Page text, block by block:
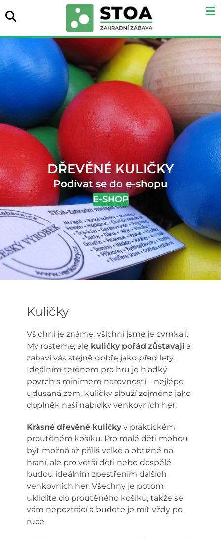
ZAHRADNÍ
A
VENKOVNÍ
HRY
STOA-
Zahradní
minigolf
s.r.o.
DŘEVĚNÉ KULIČKY
Podívat se do e-shopu
E-SHOP
Kuličky
Všichni je známe, všichni jsme je cvrnkali.
My rosteme, ale kuličky pořád zůstavají a
zabaví vás stejně dobře jako před lety.
Ideálním terénem pro hru je hladký
povrch s minimem nerovností – nejlépe
udusaná zem. Kuličky slouží zejména jako
doplněk naší nabídky venkovních her.
Krásné dřevěné kuličky v praktickém
proutěném košíku. Pro malé děti mohou
být možná až příliš velké a obtížné na
hraní, ale pro větší děti nebo dospělé
budou ideálním zpestřením dalších
venkovních her. Všechny je potom
uklidíte do proutěného košíku, takže se
vám nepoztrácí a budete je mít vždy po
ruce.